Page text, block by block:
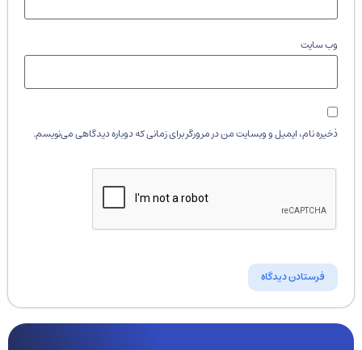
وب‌ سایت
ذخیره نام، ایمیل و وبسایت من در مرورگر برای زمانی که دوباره دیدگاهی می‌نویسم.